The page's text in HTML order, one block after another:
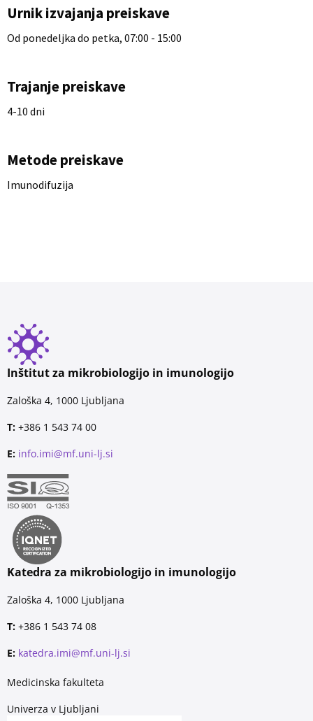
Urnik izvajanja preiskave
Od ponedeljka do petka, 07:00 - 15:00
Trajanje preiskave
4-10 dni
Metode preiskave
Imunodifuzija
Inštitut za mikrobiologijo in imunologijo
Zaloška 4, 1000 Ljubljana
T: +386 1 543 74 00
E: info.imi@mf.uni-lj.si
Katedra za mikrobiologijo in imunologijo
Zaloška 4, 1000 Ljubljana
T: +386 1 543 74 08
E: katedra.imi@mf.uni-lj.si
Medicinska fakulteta
Univerza v Ljubljani